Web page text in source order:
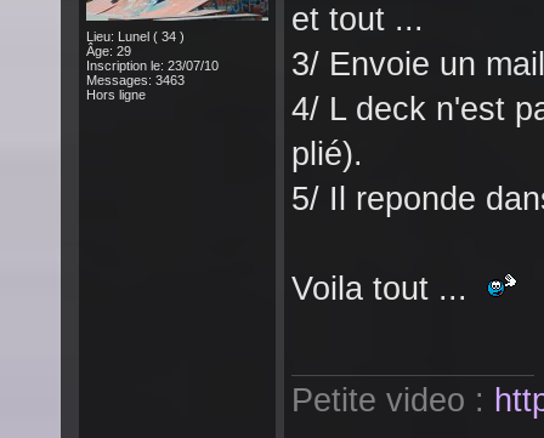
Lieu: Lunel ( 34 )
Âge: 29
Inscription le: 23/07/10
Messages: 3463
Hors ligne
et tout ...
3/ Envoie un
4/ L deck n'est
plié).
5/ Il reponde
Voila tout ...
Petite video :